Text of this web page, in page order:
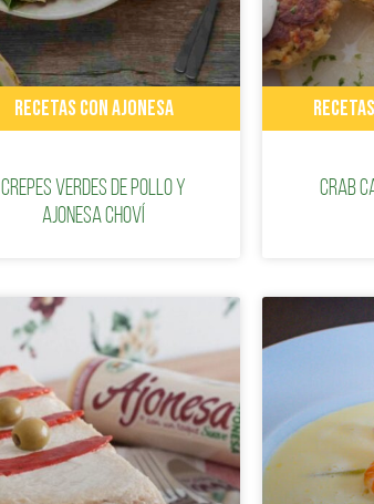
RECETAS CON AJONESA
Crepes verdes de pollo y
Ajonesa Choví
Crab